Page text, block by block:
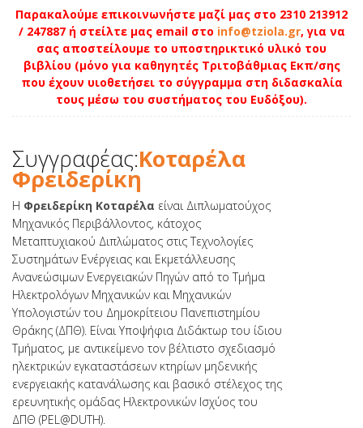
Παρακαλούμε επικοινωνήστε μαζί μας στο 2310 213912
/ 247887 ή στείλτε μας email στο info@tziola.gr, για να
σας αποστείλουμε το υποστηρικτικό υλικό του
βιβλίου (μόνο για καθηγητές Τριτοβάθμιας Εκπ/σης
που έχουν υιοθετήσει το σύγγραμμα στη διδασκαλία
τους μέσω του συστήματος του Ευδόξου).
Συγγραφέας:Κοταρέλα
Φρειδερίκη
Η Φρειδερίκη Κοταρέλα είναι Διπλωματούχος
Μηχανικός Περιβάλλοντος, κάτοχος
Μεταπτυχιακού Διπλώματος στις Τεχνολογίες
Συστημάτων Ενέργειας και Εκμετάλλευσης
Ανανεώσιμων Ενεργειακών Πηγών από το Τμήμα
Ηλεκτρολόγων Μηχανικών και Μηχανικών
Υπολογιστών του Δημοκρίτειου Πανεπιστημίου
Θράκης (ΔΠΘ). Είναι Υποψήφια Διδάκτωρ του ίδιου
Τμήματος, με αντικείμενο τον βέλτιστο σχεδιασμό
ηλεκτρικών εγκαταστάσεων κτηρίων μηδενικής
ενεργειακής κατανάλωσης και βασικό στέλεχος της
ερευνητικής ομάδας Ηλεκτρονικών Ισχύος του
ΔΠΘ (PEL@DUTH).